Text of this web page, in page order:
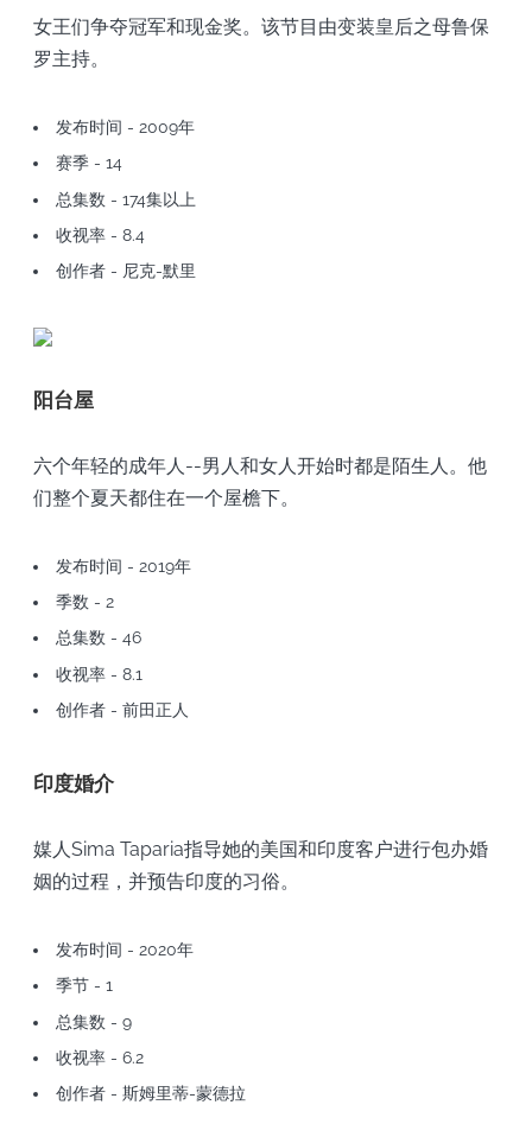
女王们争夺冠军和现金奖。该节目由变装皇后之母鲁保
罗主持。
发布时间 - 2009年
赛季 - 14
总集数 - 174集以上
收视率 - 8.4
创作者 - 尼克-默里
阳台屋
六个年轻的成年人--男人和女人开始时都是陌生人。他
们整个夏天都住在一个屋檐下。
发布时间 - 2019年
季数 - 2
总集数 - 46
收视率 - 8.1
创作者 - 前田正人
印度婚介
媒人Sima Taparia指导她的美国和印度客户进行包办婚
姻的过程，并预告印度的习俗。
发布时间 - 2020年
季节 - 1
总集数 - 9
收视率 - 6.2
创作者 - 斯姆里蒂-蒙德拉